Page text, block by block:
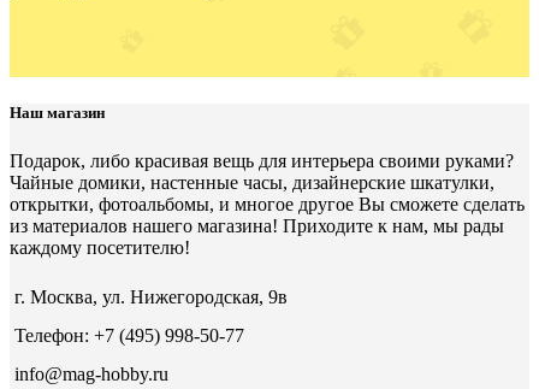
Наш магазин
Подарок, либо красивая вещь для интерьера своими руками?
Чайные домики, настенные часы, дизайнерские шкатулки,
открытки, фотоальбомы, и многое другое Вы сможете сделать
из материалов нашего магазина! Приходите к нам, мы рады
каждому посетителю!
г. Москва, ул. Нижегородская, 9в
Телефон: +7 (495) 998-50-77
info@mag-hobby.ru